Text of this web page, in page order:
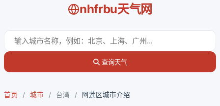
nhfrbu天气网
查询天气
首页 / 城市 / 台湾 / 阿莲区城市介绍